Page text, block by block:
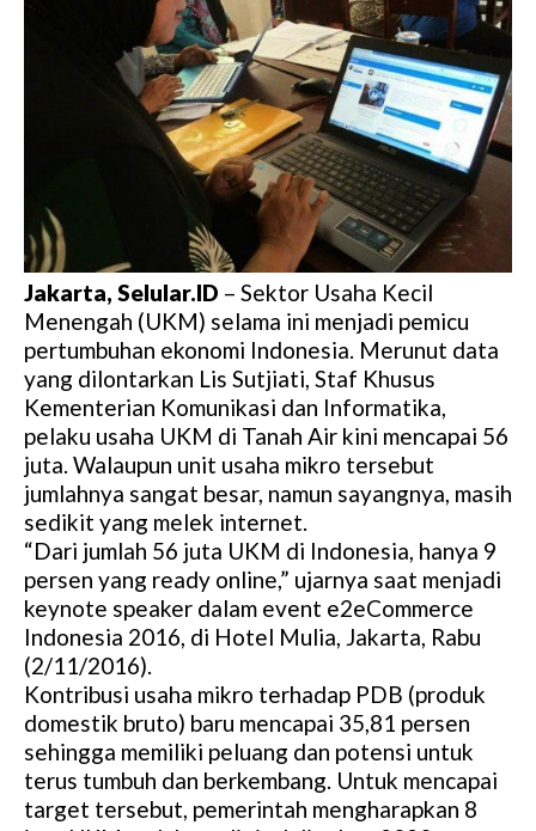
Jakarta, Selular.ID – Sektor Usaha Kecil
Menengah (UKM) selama ini menjadi pemicu
pertumbuhan ekonomi Indonesia. Merunut data
yang dilontarkan Lis Sutjiati, Staf Khusus
Kementerian Komunikasi dan Informatika,
pelaku usaha UKM di Tanah Air kini mencapai 56
juta. Walaupun unit usaha mikro tersebut
jumlahnya sangat besar, namun sayangnya, masih
sedikit yang melek internet.
“Dari jumlah 56 juta UKM di Indonesia, hanya 9
persen yang ready online,” ujarnya saat menjadi
keynote speaker dalam event e2eCommerce
Indonesia 2016, di Hotel Mulia, Jakarta, Rabu
(2/11/2016).
Kontribusi usaha mikro terhadap PDB (produk
domestik bruto) baru mencapai 35,81 persen
sehingga memiliki peluang dan potensi untuk
terus tumbuh dan berkembang. Untuk mencapai
target tersebut, pemerintah mengharapkan 8